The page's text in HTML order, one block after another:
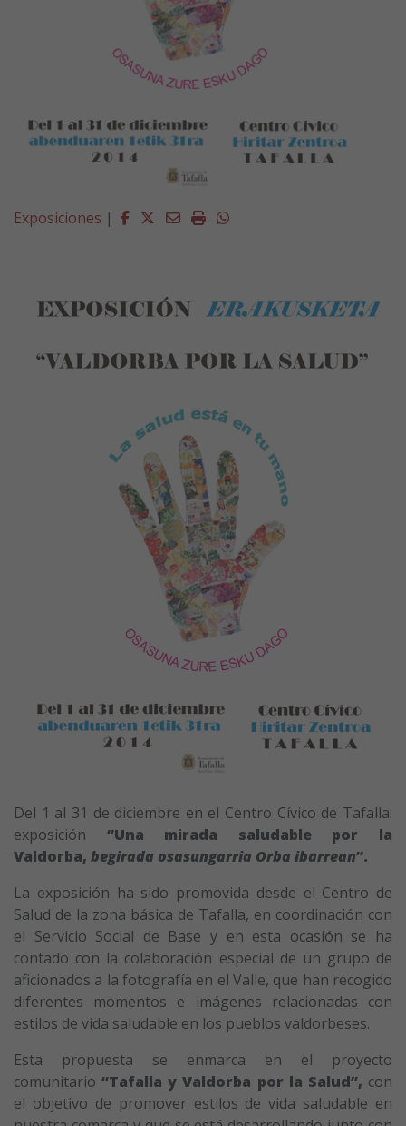
Exposiciones | Facebook
Twitter
EmailImprimirWhatsapp
Del 1 al 31 de diciembre en el Centro Cívico de Tafalla:
exposición “Una mirada saludable por la
Valdorba, begirada osasungarria Orba ibarrean”.
La exposición ha sido promovida desde el Centro de
Salud de la zona básica de Tafalla, en coordinación con
el Servicio Social de Base y en esta ocasión se ha
contado con la colaboración especial de un grupo de
aficionados a la fotografía en el Valle, que han recogido
diferentes momentos e imágenes relacionadas con
estilos de vida saludable en los pueblos valdorbeses.
Esta propuesta se enmarca en el proyecto
comunitario“Tafalla y Valdorba por la Salud”, con
el objetivo de promover estilos de vida saludable en